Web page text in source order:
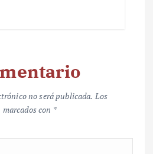
no será publicada. Los
con *